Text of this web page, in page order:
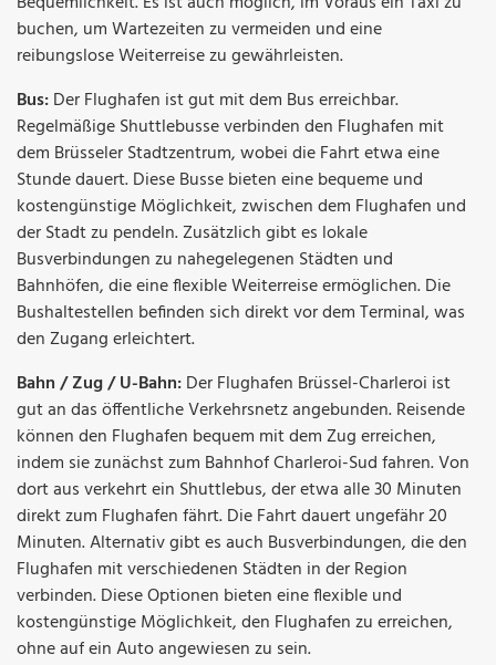
buchen, um Wartezeiten zu vermeiden und eine
reibungslose Weiterreise zu gewährleisten.
Bus:Der Flughafen ist gut mit dem Bus erreichbar.
Regelmäßige Shuttlebusse verbinden den Flughafen mit
dem Brüsseler Stadtzentrum, wobei die Fahrt etwa eine
Stunde dauert. Diese Busse bieten eine bequeme und
kostengünstige Möglichkeit, zwischen dem Flughafen und
der Stadt zu pendeln. Zusätzlich gibt es lokale
Busverbindungen zu nahegelegenen Städten und
Bahnhöfen, die eine flexible Weiterreise ermöglichen. Die
Bushaltestellen befinden sich direkt vor dem Terminal, was
den Zugang erleichtert.
Bahn / Zug / U-Bahn:Der Flughafen Brüssel-Charleroi ist
gut an das öffentliche Verkehrsnetz angebunden. Reisende
können den Flughafen bequem mit dem Zug erreichen,
indem sie zunächst zum Bahnhof Charleroi-Sud fahren. Von
dort aus verkehrt ein Shuttlebus, der etwa alle 30 Minuten
direkt zum Flughafen fährt. Die Fahrt dauert ungefähr 20
Minuten. Alternativ gibt es auch Busverbindungen, die den
Flughafen mit verschiedenen Städten in der Region
verbinden. Diese Optionen bieten eine flexible und
kostengünstige Möglichkeit, den Flughafen zu erreichen,
ohne auf ein Auto angewiesen zu sein.